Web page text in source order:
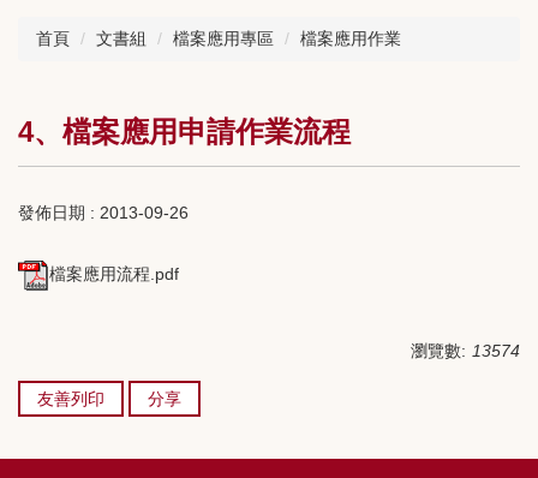
首頁 文書組 檔案應用專區 檔案應用作業
4、檔案應用申請作業流程
發佈日期 : 2013-09-26
檔案應用流程.pdf
瀏覽數: 13574
友善列印 分享